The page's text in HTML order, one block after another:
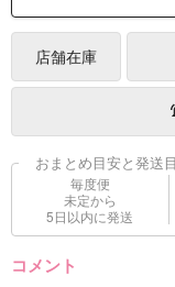
店舗在庫
おまとめ目安と発送
毎度便
未定から
5日以内に発送
コメント